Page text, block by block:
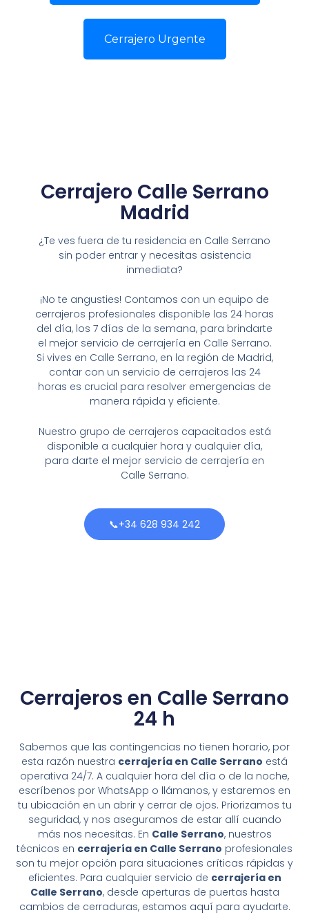
Cerrajero Urgente
Cerrajero Calle Serrano
Madrid
¿Te ves fuera de tu residencia en Calle Serrano
sin poder entrar y necesitas asistencia
inmediata?
¡No te angusties! Contamos con un equipo de
cerrajeros profesionales disponible las 24 horas
del día, los 7 días de la semana, para brindarte
el mejor servicio de cerrajería en Calle Serrano.
Si vives en Calle Serrano, en la región de Madrid,
contar con un servicio de cerrajeros las 24
horas es crucial para resolver emergencias de
manera rápida y eficiente.
Nuestro grupo de cerrajeros capacitados está
disponible a cualquier hora y cualquier día,
para darte el mejor servicio de cerrajería en
Calle Serrano.
📞+34 628 934 242
Cerrajeros en Calle Serrano
24 h
Sabemos que las contingencias no tienen horario, por
esta razón nuestra cerrajería en Calle Serrano está
operativa 24/7. A cualquier hora del día o de la noche,
escríbenos por WhatsApp o llámanos, y estaremos en
tu ubicación en un abrir y cerrar de ojos. Priorizamos tu
seguridad, y nos aseguramos de estar allí cuando
más nos necesitas. En Calle Serrano, nuestros
técnicos en cerrajería en Calle Serrano profesionales
son tu mejor opción para situaciones críticas rápidas y
eficientes. Para cualquier servicio de cerrajería en
Calle Serrano, desde aperturas de puertas hasta
cambios de cerraduras, estamos aquí para ayudarte.